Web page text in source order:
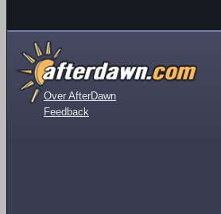
Over AfterDawn
Feedback